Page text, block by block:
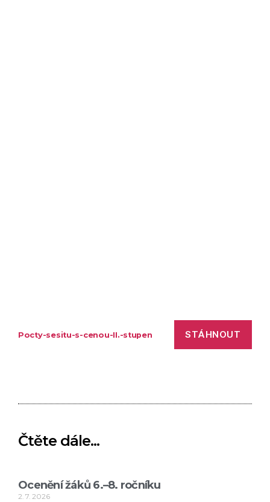
Pocty-sesitu-s-cenou-II.-stupen STÁHNOUT
Čtěte dále...
Ocenění žáků 6.–8. ročníku
2. 7. 2026